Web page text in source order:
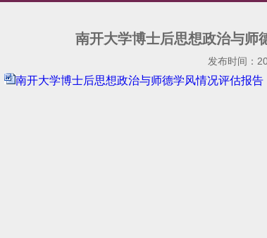
南开大学博士后思想政治与师
发布时间：
南开大学博士后思想政治与师德学风情况评估报